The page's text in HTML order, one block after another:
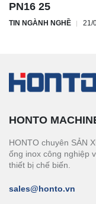
PN16 25
TIN NGÀNH NGHỀ 21/
HONTO
HONTO chuyên SẢN
ống inox công nghiệp
thiết bị chế biến.
sales@honto.vn